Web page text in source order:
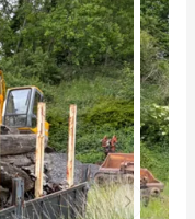
Volgend